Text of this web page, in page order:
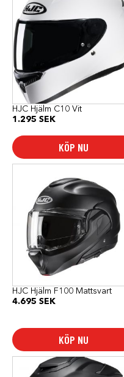
HJC Hjälm C10 Vit
1.295 SEK
KÖP NU
produkten
har
flera
varianter.
De
olika
alternativen
kan
väljas
på
produktsidan
HJC Hjälm F100 Mattsvart
4.695 SEK
KÖP NU
produkten
varianter.
alternativen
väljas
produktsidan